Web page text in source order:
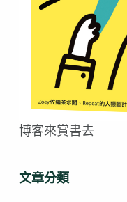
博客來賞書去
文章分類